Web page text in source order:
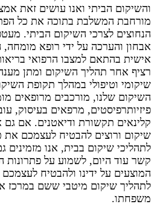
והשיקום הביתי ואנו עושים זאת
מורחבת המשלבת בתוכה את כל
הנחוצים לצרכי השיקום הביתי.
אבחון והערכה על ידי רופא
אישית בהתאם למצבו הרפואי
רציף אחר תהליך השיקום ומתן
שיקומי וטיפולי במהלך תקופת
השיקום שלנו, מורכבים מרופאים
פיזיותרפיסטים, מרפאים בעיסוק,
קלינאים תקשורת ודיאטנים. אם
שיקום ורוצים להבטיח לעצמכם את
לתהליכי שיקום בבית, אנו מזמינים
קשר עוד היום, לשמוע על פתרונות
המוצעים על ידינו ולהבטיח
לתהליך שיקום מיטבי ששם במרכז
משפחתו.